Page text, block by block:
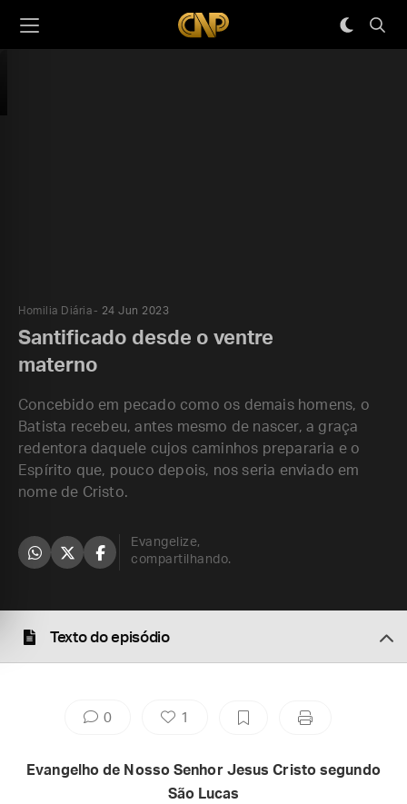
Homilia Diária 24 Jun 2023
Santificado desde o ventre
materno
Concebido em pecado como os demais homens, o
Batista recebeu, antes mesmo de nascer, a graça
redentora daquele cujos caminhos prepararia e o
Espírito que, pouco depois, nos seria enviado em
nome de Cristo.
Evangelize,
compartilhando.
Texto do episódio
0 1
Evangelho de Nosso Senhor Jesus Cristo segundo
São Lucas